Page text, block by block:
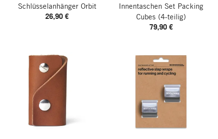
Schlüsselanhänger Orbit
26,90 €
Innentaschen Set Packing
Cubes (4-teilig)
79,90 €